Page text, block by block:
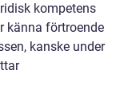
kompetens
känna förtroende
kanske under